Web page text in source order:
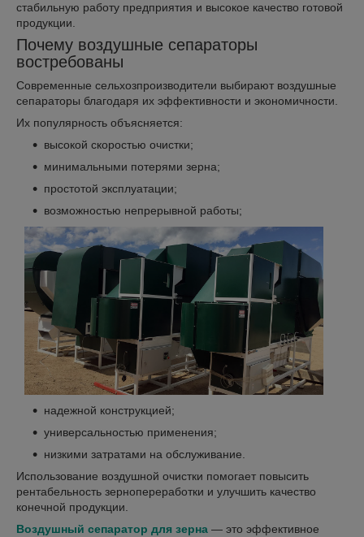
стабильную работу предприятия и высокое качество готовой
продукции.
Почему воздушные сепараторы
востребованы
Современные сельхозпроизводители выбирают воздушные
сепараторы благодаря их эффективности и экономичности.
Их популярность объясняется:
высокой скоростью очистки;
минимальными потерями зерна;
простотой эксплуатации;
возможностью непрерывной работы;
надежной конструкцией;
универсальностью применения;
низкими затратами на обслуживание.
Использование воздушной очистки помогает повысить
рентабельность зернопереработки и улучшить качество
конечной продукции.
Воздушный сепаратор для зерна — это эффективное